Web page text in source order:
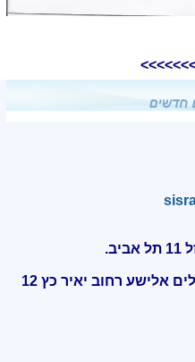
מרפאות מומחים בית חולים אלישע רחוב יאיר כץ 12